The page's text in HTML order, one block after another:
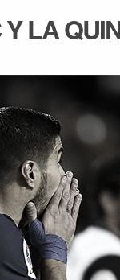
LA